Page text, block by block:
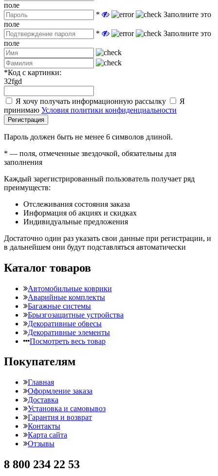
поле
*
Заполните это
поле
*
Заполните это
поле
*Код с картинки:
32fgd
Я хочу получать информационную рассылку
Я
принимаю Условия политики конфиденциальности
Регистрация
Пароль должен быть не менее 6 символов длиной.
* — поля, отмеченные звездочкой, обязательны для
заполнения
Каждый зарегистрированный пользователь получает ряд
преимуществ:
Отслеживания состояния заказа
Информация об акциях и скидках
Индивидуальные предложения
Достаточно один раз указать свои данные при регистрации, и
в дальнейшем они будут подставляться автоматически
Каталог товаров
Автомобильные коврики
Аварийные комплекты
Багажные системы
Брызгозащитные устройства
Декоративные обвесы
Декоративные элементы
Посмотреть весь товар
Покупателям
Главная
Оформление заказа
Доставка
Установка и самовывоз
Гарантия и возврат
Контакты
Карта сайта
Отзывы
8 800 234 22 53